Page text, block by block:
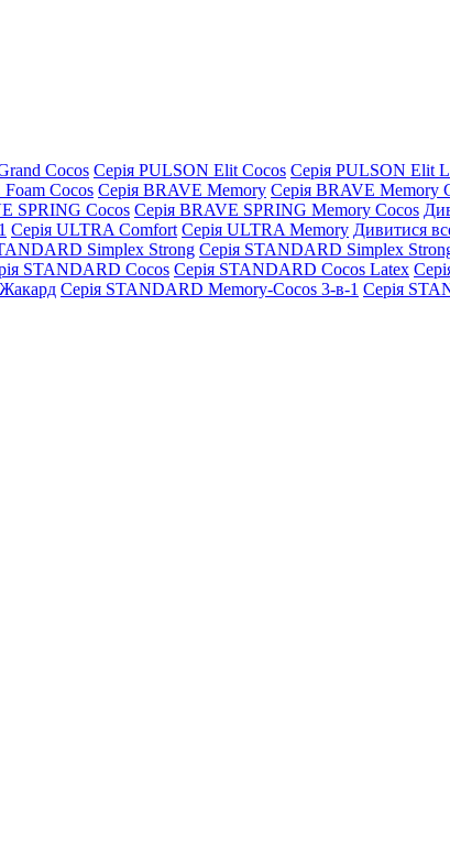
Cocos Серія PULSON Elit Cocos Серія PULSON Elit
Cocos Серія BRAVE Memory Серія BRAVE Memory
SPRING Cocos Серія BRAVE SPRING Memory Cocos
Серія ULTRA Comfort Серія ULTRA Memory Дивитися
Simplex Strong Серія STANDARD Simplex
STANDARD Cocos Серія STANDARD Cocos Latex
Серія STANDARD Memory-Cocos 3-в-1 Серія